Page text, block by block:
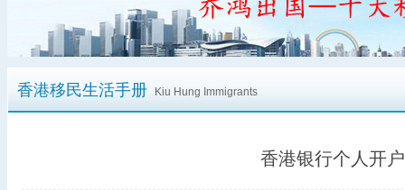
香港移民生活手册 Kiu Hung Immigrants
香港银行个人开